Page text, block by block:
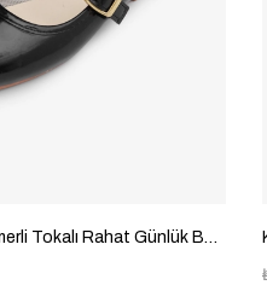
Kadın Üstten Kemerli Tokalı Rahat Günlük Babet Kadın Siyah Babet TBTBR050